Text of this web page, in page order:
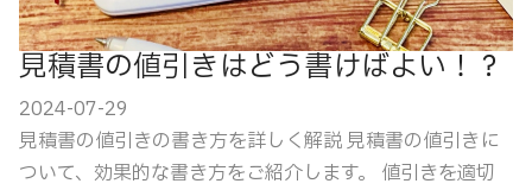
見積書の値引きはどう書けばよい！？
2024-07-29
見積書の値引きの書き方を詳しく解説 見積書の値引きに
ついて、効果的な書き方をご紹介します。 値引きを適切